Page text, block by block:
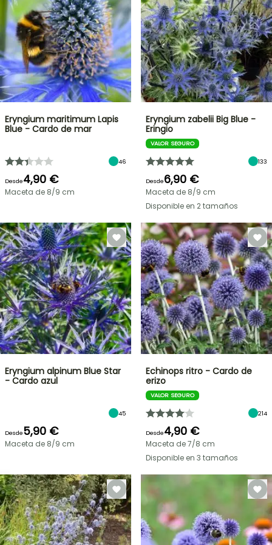
OFERTA
RELÁMPAGO
¡HASTA
UN
30
%
Eryngium maritimum Lapis
Blue - Cardo de mar
46
Desde4,90 €
Maceta de 8/9 cm
Eryngium zabelii Big Blue -
Eringio
VALOR SEGURO
133
Desde6,90 €
Maceta de 8/9 cm
Disponible en 2 tamaños
Eryngium alpinum Blue Star
- Cardo azul
45
Desde5,90 €
Maceta de 8/9 cm
Echinops ritro - Cardo de
erizo
VALOR SEGURO
214
Desde4,90 €
Maceta de 7/8 cm
Disponible en 3 tamaños